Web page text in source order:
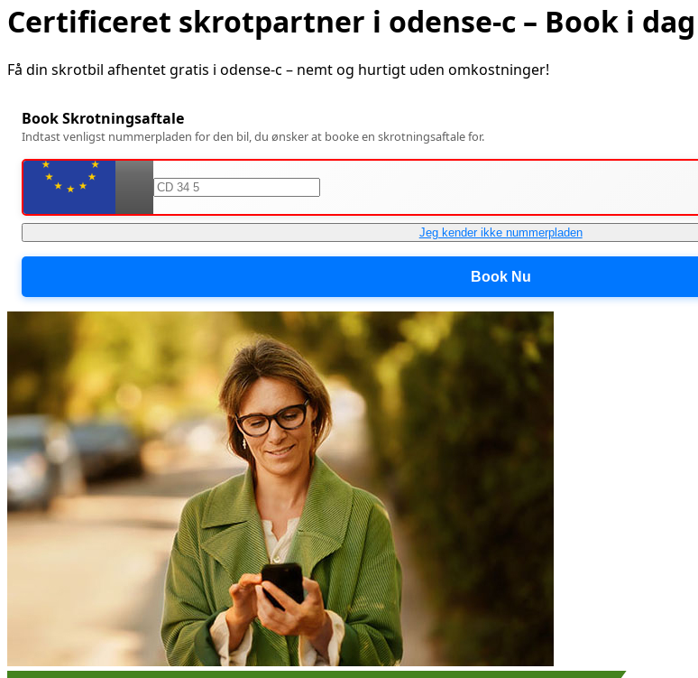
Certificeret skrotpartner i odense-c – Book i dag
Få din skrotbil afhentet gratis i odense-c – nemt og hurtigt uden omkostninger!
Book Skrotningsaftale
Indtast venligst nummerpladen for den bil, du ønsker at booke en skrotningsaftale for.
Jeg kender ikke nummerpladen
Book Nu